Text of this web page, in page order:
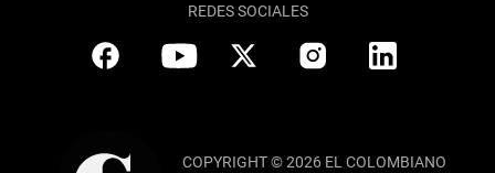
REDES SOCIALES
COPYRIGHT © 2026 EL COLOMBIANO